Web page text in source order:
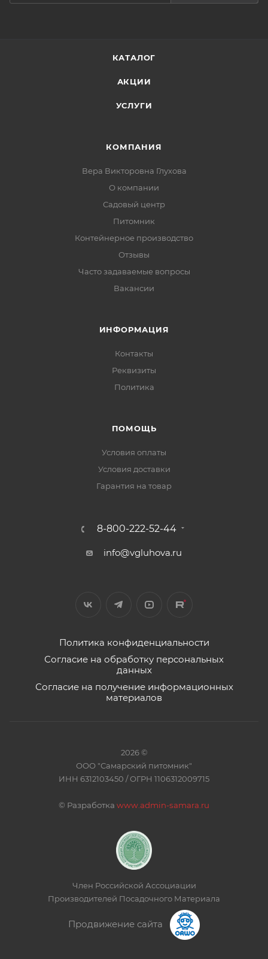
КАТАЛОГ
АКЦИИ
УСЛУГИ
КОМПАНИЯ
Вера Викторовна Глухова
О компании
Садовый центр
Питомник
Контейнерное производство
Отзывы
Часто задаваемые вопросы
Вакансии
ИНФОРМАЦИЯ
Контакты
Реквизиты
Политика
ПОМОЩЬ
Условия оплаты
Условия доставки
Гарантия на товар
8-800-222-52-44
info@vgluhova.ru
Политика конфиденциальности
Согласие на обработку персональных
данных
Согласие на получение информационных
материалов
2026 ©
ООО "Самарский питомник"
ИНН 6312103450 / ОГРН 1106312009715
© Разработка www.admin-samara.ru
Член Российской Ассоциации
Производителей Посадочного Материала
Продвижение сайта